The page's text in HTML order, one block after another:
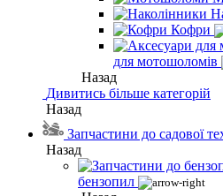
Кофри
для мотошоломів
Назад
Дивитись більше категорій
Назад
Запчастини до садової
Назад
бензопил